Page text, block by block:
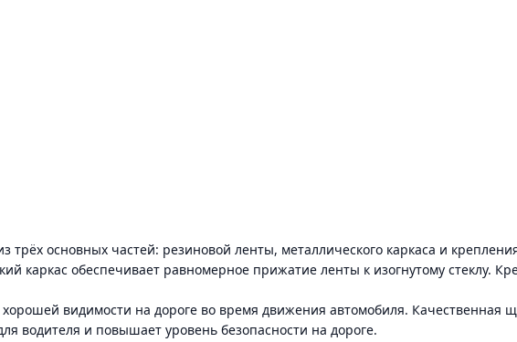
трёх основных частей: резиновой ленты, металлического каркаса и
каркас обеспечивает равномерное прижатие ленты к изогнутому стеклу.
видимости на дороге во время движения автомобиля. Качественная
водителя и повышает уровень безопасности на дороге.